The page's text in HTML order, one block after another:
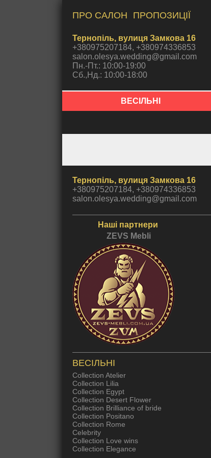
ПРО САЛОН ПРОПОЗИЦІЇ
Тернопіль, вулиця Замкова 16
+380975207184, +380974336853
salon.olesya.wedding@gmail.com
Пн.-Пт.: 10:00-19:00
Сб.,Нд.: 10:00-18:00
ВЕСІЛЬНІ
Тернопіль, вулиця Замкова 16
+380975207184, +380974336853
salon.olesya.wedding@gmail.com
Наші партнери
ZEVS Mebli
ВЕСІЛЬНІ
Collection Atelier
Collection Lilia
Collection Egypt
Collection Desert Flower
Collection Brilliance of bride
Collection Positano
Collection Rome
Celebrity
Collection Love wins
Collection Elegance